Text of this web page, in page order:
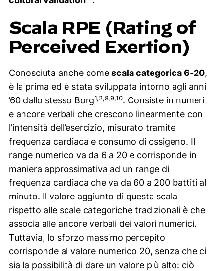
Scala RPE (Rating of
Perceived Exertion)
Conosciuta anche come scala categorica 6-20,
è la prima ed è stata sviluppata intorno agli anni
’60 dallo stesso Borg1,2,8,9,10. Consiste in numeri
e ancore verbali che crescono linearmente con
l’intensità dell’esercizio, misurato tramite
frequenza cardiaca e consumo di ossigeno. Il
range numerico va da 6 a 20 e corrisponde in
maniera approssimativa ad un range di
frequenza cardiaca che va da 60 a 200 battiti al
minuto. Il valore aggiunto di questa scala
rispetto alle scale categoriche tradizionali è che
associa alle ancore verbali dei valori numerici.
Tuttavia, lo sforzo massimo percepito
corrisponde al valore numerico 20, senza che ci
sia la possibilità di dare un valore più alto: ciò